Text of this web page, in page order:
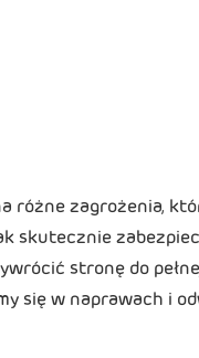
różne zagrożenia,
skutecznie
stronę do
się w naprawach i